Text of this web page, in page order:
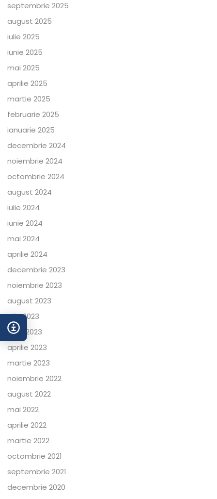
septembrie 2025
august 2025
iulie 2025
iunie 2025
mai 2025
aprilie 2025
martie 2025
februarie 2025
ianuarie 2025
decembrie 2024
noiembrie 2024
octombrie 2024
august 2024
iulie 2024
iunie 2024
mai 2024
aprilie 2024
decembrie 2023
noiembrie 2023
august 2023
iulie 2023
iunie 2023
aprilie 2023
martie 2023
noiembrie 2022
august 2022
mai 2022
aprilie 2022
martie 2022
octombrie 2021
septembrie 2021
decembrie 2020